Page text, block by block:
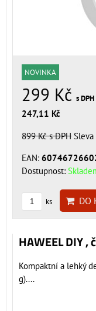
NOVINKA
299 Kč s DPH
247,11 Kč
899 Kčs DPH Sleva
EAN:
Dostupnost:
ks DO
HAWEEL DIY ,
Kompaktní a lehký
g)....